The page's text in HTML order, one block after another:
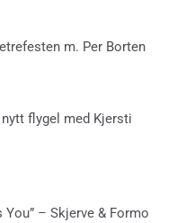
m. Per Borten
flygel med Kjersti
You” – Skjerve & Formo